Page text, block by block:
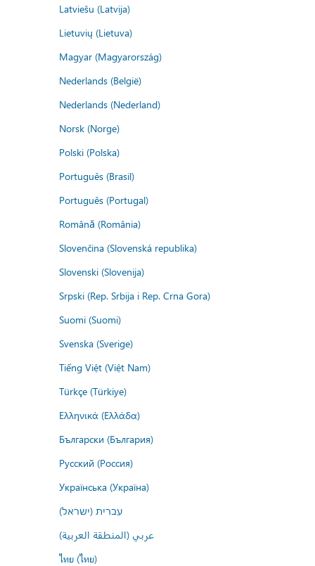
Latviešu (Latvija)
Lietuvių (Lietuva)
Magyar (Magyarország)
Nederlands (België)
Nederlands (Nederland)
Norsk (Norge)
Polski (Polska)
Português (Brasil)
Português (Portugal)
Română (România)
Slovenčina (Slovenská republika)
Slovenski (Slovenija)
Srpski (Rep. Srbija i Rep. Crna Gora)
Suomi (Suomi)
Svenska (Sverige)
Tiếng Việt (Việt Nam)
Türkçe (Türkiye)
Ελληνικά (Ελλάδα)
Български (България)
Русский (Россия)
Українська (Україна)
עברית (ישראל)
عربي (المنطقة العربية)
ไทย (ไทย)